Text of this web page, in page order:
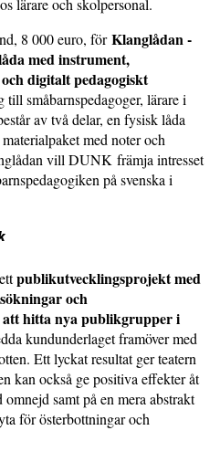
lärare och skolpersonal.
8 000 euro, förKlanglådan -
med instrument,
digitalt pedagogiskt
småbarnspedagoger, lärare i
av två delar, en fysisk låda
med noter och
vill DUNK främja intresset
på svenska i
publikutvecklingsprojekt med
och
hitta nya publikgrupper i
kundunderlaget framöver med
Ett lyckat resultat ger teatern
kan också ge positiva effekter åt
samt på en mera abstrakt
för österbottningar och